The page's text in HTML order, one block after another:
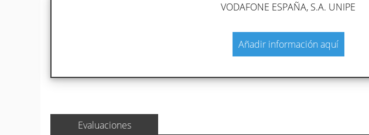
VODAFONE ESPAÑA, S.A. UNIPE
Añadir información aquí
Evaluaciones